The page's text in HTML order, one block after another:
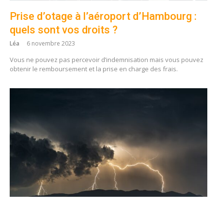
Prise d’otage à l’aéroport d’Hambourg :
quels sont vos droits ?
Léa 6 novembre 2023
Vous ne pouvez pas percevoir d’indemnisation mais vous pouvez
obtenir le remboursement et la prise en charge des frais.